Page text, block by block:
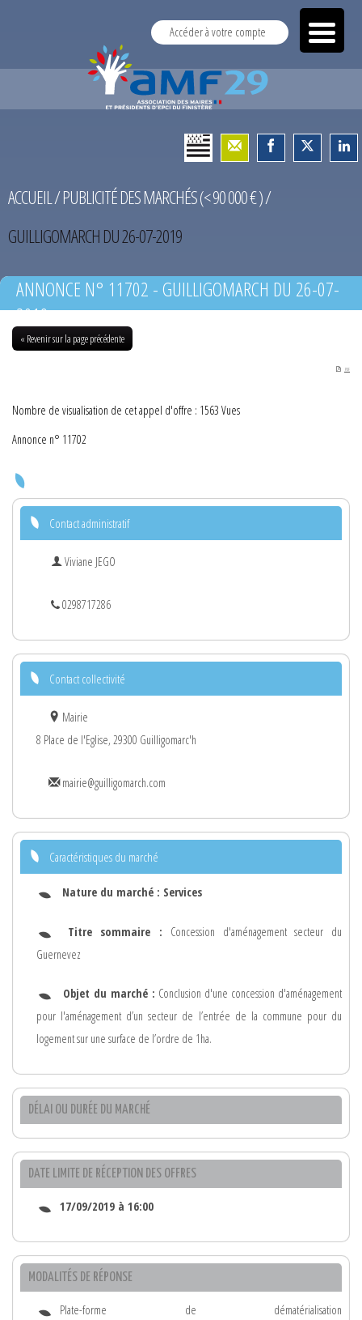
Accéder à votre compte
ACCUEIL/PUBLICITÉ DES MARCHÉS (< 90 000 € )/
GUILLIGOMARCH DU 26-07-2019
ANNONCE N° 11702 - GUILLIGOMARCH DU 26-07-
2019
« Revenir sur la page précédente
PDF
Nombre de visualisation de cet appel d'offre : 1563 Vues
Annonce n° 11702
Contact administratif
Viviane JEGO
0298717286
Contact collectivité
Mairie
8 Place de l'Eglise, 29300 Guilligomarc'h
mairie@guilligomarch.com
Caractéristiques du marché
Nature du marché : Services
Titre sommaire : Concession d'aménagement secteur du
Guernevez
Objet du marché : Conclusion d'une concession d'aménagement
pour l'aménagement d’un secteur de l’entrée de la commune pour du
logement sur une surface de l’ordre de 1ha.
DÉLAI OU DURÉE DU MARCHÉ
DATE LIMITE DE RÉCEPTION DES OFFRES
17/09/2019 à 16:00
MODALITÉS DE RÉPONSE
Plate-forme de dématérialisation